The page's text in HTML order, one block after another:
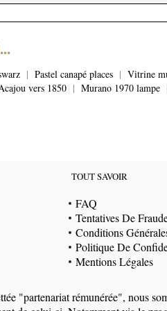
| Pastel canapé places | Vitrine
vers 1850 | Murano 1970 lampe
TOUT SAVOIR
FAQ
Tentatives De
Conditions
Politique De
Mentions Légales
"partenariat rémunérée", nous